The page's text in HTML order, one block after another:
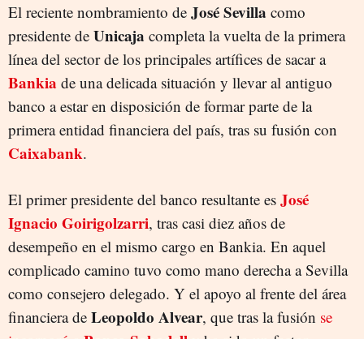
El reciente nombramiento de José Sevilla como
presidente de Unicaja completa la vuelta de la primera
línea del sector de los principales artífices de sacar a
Bankia de una delicada situación y llevar al antiguo
banco a estar en disposición de formar parte de la
primera entidad financiera del país, tras su fusión con
Caixabank.
El primer presidente del banco resultante es José
Ignacio Goirigolzarri, tras casi diez años de
desempeño en el mismo cargo en Bankia. En aquel
complicado camino tuvo como mano derecha a Sevilla
como consejero delegado. Y el apoyo al frente del área
financiera de Leopoldo Alvear, que tras la fusión se